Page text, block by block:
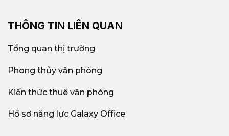
THÔNG TIN LIÊN QUAN
Tổng quan thị trường
Phong thủy văn phòng
Kiến thức thuê văn phòng
Hồ sơ năng lực Galaxy Office